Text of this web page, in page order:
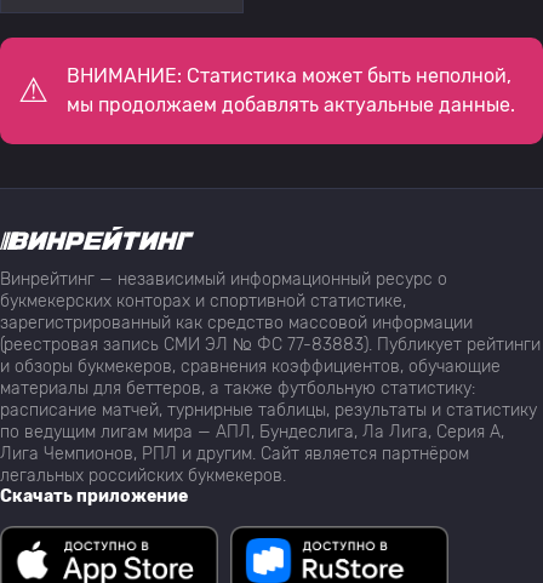
ВНИМАНИЕ: Статистика может быть неполной,
мы продолжаем добавлять актуальные данные.
Винрейтинг — независимый информационный ресурс о
букмекерских конторах и спортивной статистике,
зарегистрированный как средство массовой информации
(реестровая запись СМИ ЭЛ № ФС 77-83883). Публикует рейтинги
и обзоры букмекеров, сравнения коэффициентов, обучающие
материалы для беттеров, а также футбольную статистику:
расписание матчей, турнирные таблицы, результаты и статистику
по ведущим лигам мира — АПЛ, Бундеслига, Ла Лига, Серия А,
Лига Чемпионов, РПЛ и другим. Сайт является партнёром
легальных российских букмекеров.
Скачать приложение